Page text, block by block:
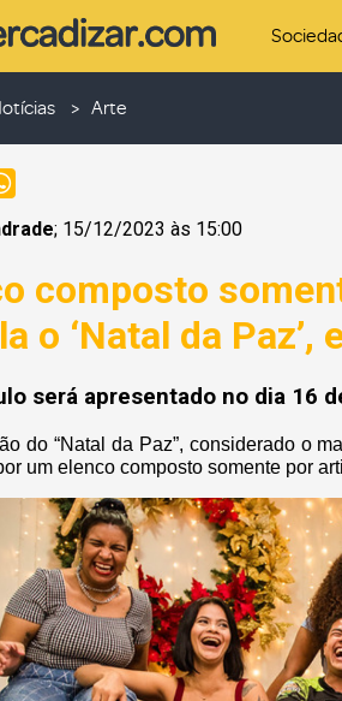
Arte
; 15/12/2023 às 15:00
composto
o ‘Natal da Paz’,
será apresentado no dia 16
do “Natal da Paz”, considerado o
um elenco composto somente por